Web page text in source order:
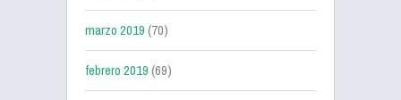
marzo 2019(70)
febrero 2019(69)